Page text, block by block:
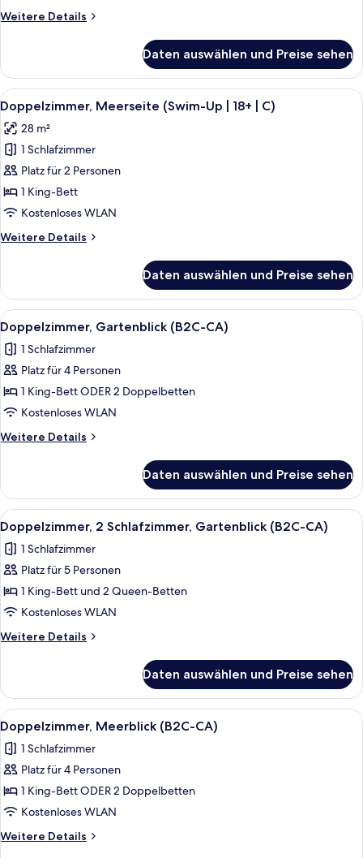
Weitere Details
Weitere
2 Schlafzimmer,
Meerseite
(C)
Daten auswählen und Preise sehen
Alle
Fotos
für
Doppelzimmer,
Meerseite
(Swim-
Up
18+
anzeigen
Ein Hotelzimmer mit einem großen
5
Doppelzimmer, Meerseite (Swim-Up | 18+ | C)
28 m²
1 Schlafzimmer
Platz für 2 Personen
1 King-Bett
Kostenloses WLAN
Weitere Details
Weitere
Meerseite
(Swim-
Up
18+
Daten auswählen und Preise sehen
Alle
Fotos
für
Doppelzimmer,
Gartenblick
(B2C-
CA)
anzeigen
Ein Hotelzimmer mit einem großen
5
Doppelzimmer, Gartenblick (B2C-CA)
1 Schlafzimmer
Platz für 4 Personen
1 King-Bett ODER 2 Doppelbetten
Kostenloses WLAN
Weitere Details
Weitere
Gartenblick
(B2C-
CA)
Daten auswählen und Preise sehen
Alle
Fotos
für
Doppelzimmer,
2 Schlafzimmer,
Gartenblick
(B2C-
CA)
Ein Hotelzimmer mit einem großen
7
Doppelzimmer, 2 Schlafzimmer, Gartenblick (B2C-CA)
1 Schlafzimmer
Platz für 5 Personen
1 King-Bett und 2 Queen-Betten
Kostenloses WLAN
Weitere Details
Weitere
2 Schlafzimmer,
Gartenblick
(B2C-
Daten auswählen und Preise sehen
Alle
Fotos
für
Doppelzimmer,
Meerblick
(B2C-
CA)
anzeigen
Ein Hotelzimmer mit einem großen
5
Doppelzimmer, Meerblick (B2C-CA)
1 Schlafzimmer
Platz für 4 Personen
1 King-Bett ODER 2 Doppelbetten
Kostenloses WLAN
Weitere Details
Weitere